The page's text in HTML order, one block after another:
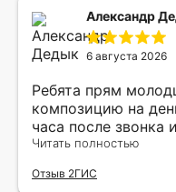
Александр
6 августа 2026
Ребята прям
композицию на
часа после
доставлены мне по
рада.
Читать полностью
Отзыв 2ГИС